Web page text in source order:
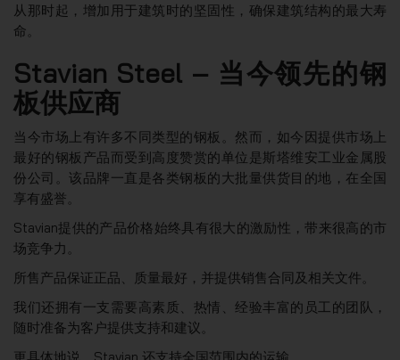
从那时起，增加用于建筑时的坚固性，确保建筑结构的最大寿
命。
Stavian Steel – 当今领先的钢
板供应商
当今市场上有许多不同类型的钢板。然而，如今因提供市场上
最好的钢板产品而受到高度赞赏的单位是斯塔维安工业金属股
份公司。该品牌一直是各类钢板的大批量供货目的地，在全国
享有盛誉。
Stavian提供的产品价格始终具有很大的激励性，带来很高的市
场竞争力。
所售产品保证正品、质量最好，并提供销售合同及相关文件。
我们还拥有一支需要高素质、热情、经验丰富的员工的团队，
随时准备为客户提供支持和建议。